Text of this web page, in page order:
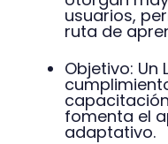
usuarios,
ruta de
Objetivo: Un
fomenta el
adaptativo.